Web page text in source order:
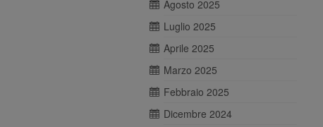
Agosto 2025
Luglio 2025
Aprile 2025
Marzo 2025
Febbraio 2025
Dicembre 2024